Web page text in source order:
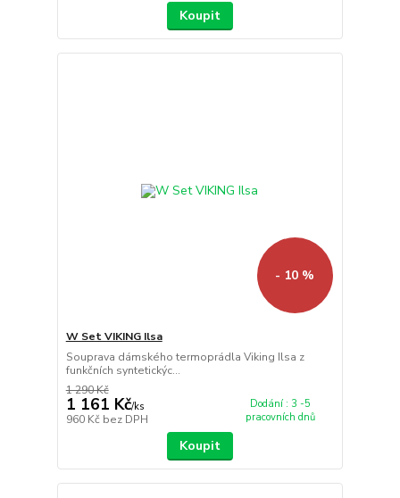
Koupit
- 10 %
W Set VIKING Ilsa
Souprava dámského termoprádla Viking Ilsa z
funkčních syntetickýc...
1 290 Kč
1 161 Kč/ks
960 Kč bez DPH
Dodání : 3 -5
pracovních dnů
Koupit